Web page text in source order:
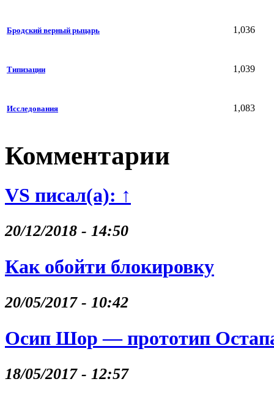
Бродский верный рыцарь 1,036
Типизации 1,039
Исследования 1,083
Комментарии
VS писал(а): ↑
20/12/2018 - 14:50
Как обойти блокировку
20/05/2017 - 10:42
Осип Шор — прототип
18/05/2017 - 12:57